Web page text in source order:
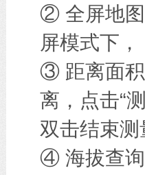
② 全屏地图
屏模式下
③ 距离面积
离，点击“
双击结束测
④ 海拔查询